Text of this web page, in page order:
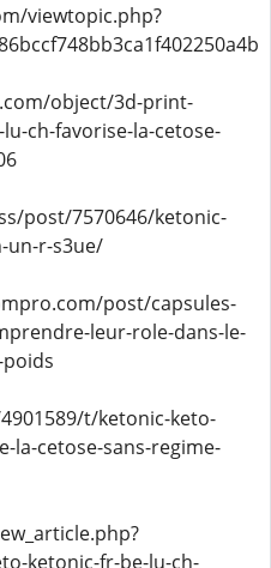
viewtopic.php?
object/3d-print-
ch-favorise-la-cetose-
post/7570646/ketonic-
un-r-s3ue/
post/capsules-
leur-role-dans-le-
t/ketonic-keto-
la-cetose-sans-regime-
ketonic-fr-be-lu-ch-